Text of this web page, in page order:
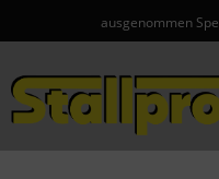
ausgenommen